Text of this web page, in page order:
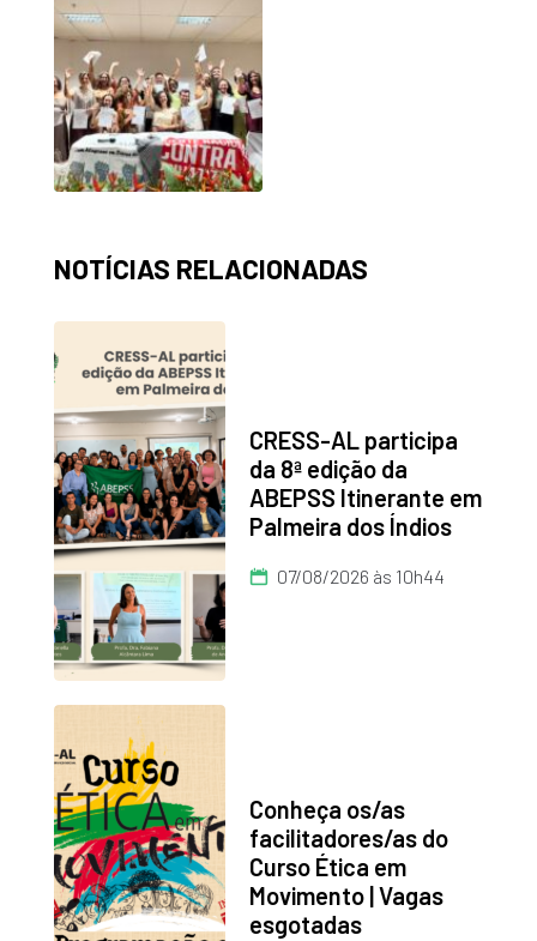
NOTÍCIAS RELACIONADAS
CRESS-AL participa
da 8ª edição da
ABEPSS Itinerante em
Palmeira dos Índios
07/08/2026 às 10h44
Conheça os/as
facilitadores/as do
Curso Ética em
Movimento | Vagas
esgotadas